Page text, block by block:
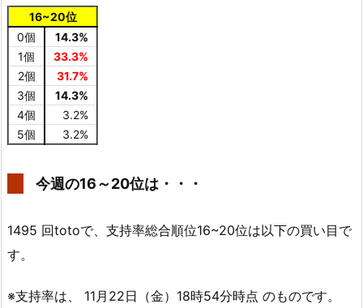
16~20位
0個
14.3%
1個
33.3%
2個
31.7%
3個
14.3%
4個
3.2%
5個
3.2%
今週の16～20位は・・・
1495 回totoで、支持率総合順位16~20位は以下の買い目で
す。
※支持率は、 11月22日（金）18時54分時点 のものです。